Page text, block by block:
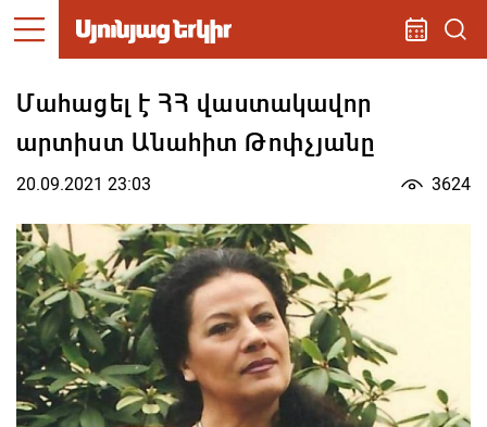
Մահացել է ՀՀ վաստակավոր
արտիստ Անահիտ Թոփչյանը
20.09.2021 23:03 3624